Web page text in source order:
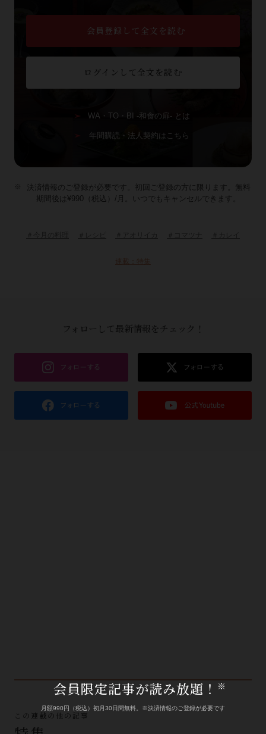
会員登録して全文を読む
ログインして全文を読む
WA・TO・BI -和食の扉- とは
年間購読・法人契約はこちら
決済情報のご登録が必要です。初回ご登録の方に限ります。無料
期間後は¥990（税込）/月。いつでもキャンセルできます。
連載：特集
フォローして最新情報をチェック！
この連載の他の記事
会員限定記事が読み放題！ ※
月額990円（税込）初月30日間無料。※決済情報のご登録が必要です